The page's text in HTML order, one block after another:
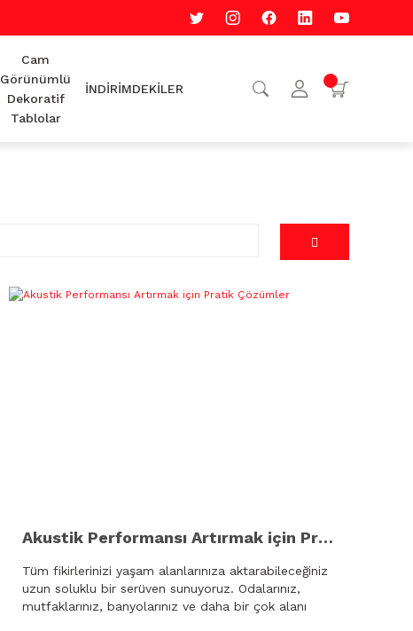
Cam
Görünümlü
Dekoratif
Tablolar
İNDİRİMDEKİLER
Akustik Performansı Artırmak için Pratik Çözümler
Tüm fikirlerinizi yaşam alanlarınıza aktarabileceğiniz
uzun soluklu bir serüven sunuyoruz. Odalarınız,
mutfaklarınız, banyolarınız ve daha bir çok alanı